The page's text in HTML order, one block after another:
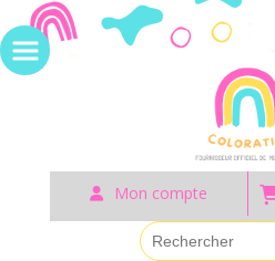
Mon compte
Panneau de gestion des cookies